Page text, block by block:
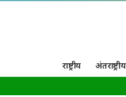
राष्ट्रीय अंतराष्ट्रीय